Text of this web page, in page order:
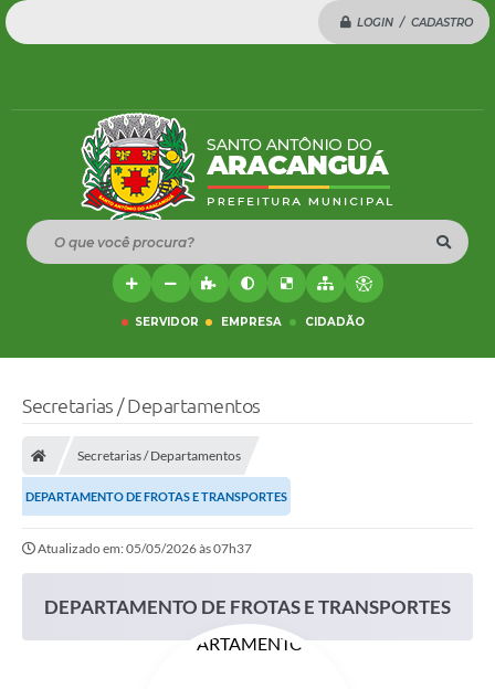
LOGIN / CADASTRO
O que você procura?
SERVIDOR EMPRESA CIDADÃO
Secretarias / Departamentos
Secretarias / Departamentos
DEPARTAMENTO DE FROTAS E TRANSPORTES
Atualizado em: 05/05/2026 às 07h37
DEPARTAMENTO DE FROTAS E TRANSPORTES